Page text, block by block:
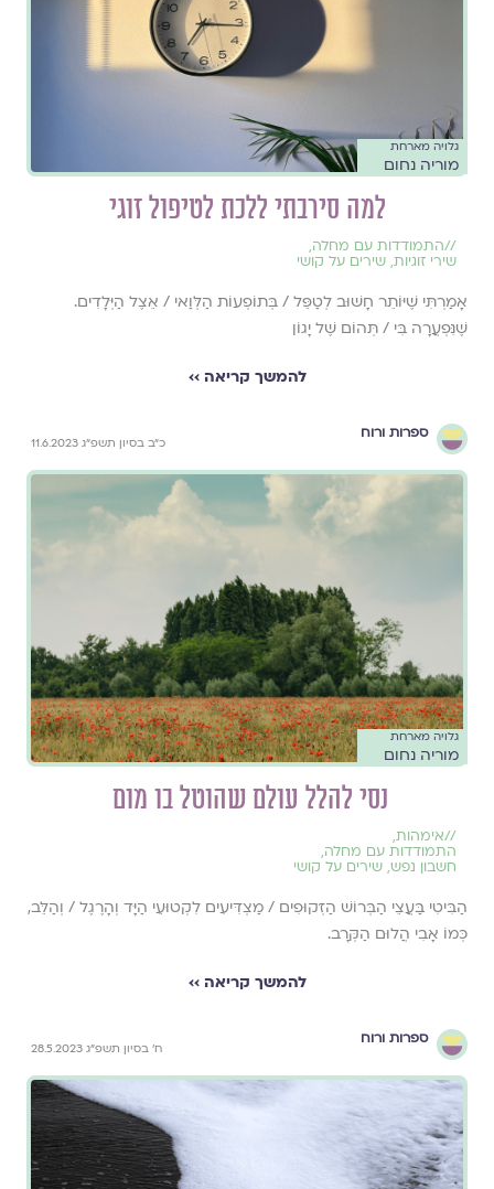
גלויה מארחת
מוריה נחום
למה סירבתי ללכת לטיפול זוגי
//התמודדות עם מחלה,
שירי זוגיות, שירים על קושי
אָמַרְתִּי שֶׁיּוֹתֵר חָשׁוּב לְטַפֵּל / בְּתוֹפְעוֹת הַלְּוַאי / אֵצֶל הַיְּלָדִים.
שֶׁנִּפְעֲרָה בִּי / תְּהוֹם שֶׁל יָגוֹן
להמשך קריאה ››
ספרות ורוח
כ״ב בסיון תשפ״ג 11.6.2023
גלויה מארחת
מוריה נחום
נסי להלל עולם שהוטל בו מום
//אימהות,
התמודדות עם מחלה,
חשבון נפש, שירים על קושי
הַבִּיטִי בַּעֲצֵי הַבְּרוֹשׁ הַזְּקוּפִים / מַצְדִּיעִים לִקְטוּעֵי הַיָּד וְהָרֶגֶל / וְהַלֵּב,
כְּמוֹ אָבִי הֲלוּם הַקְּרָב.
להמשך קריאה ››
ספרות ורוח
ח׳ בסיון תשפ״ג 28.5.2023